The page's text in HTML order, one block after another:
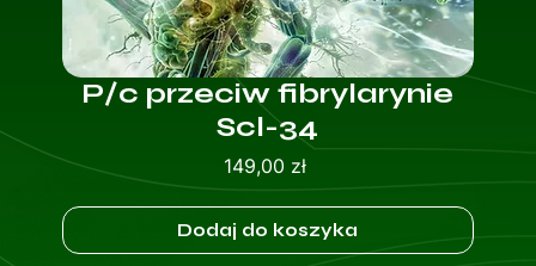
P/c przeciw fibrylarynie
Scl-34
149,00 złCena
Dodaj do koszyka